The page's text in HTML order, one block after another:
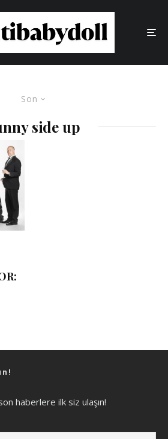
Son
side up
haberlere ilk siz ulaşın!